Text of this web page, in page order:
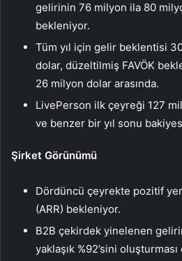
gelirinin 76 milyon ila 80
bekleniyor.
Tüm yıl için gelir beklentisi
dolar, düzeltilmiş FAVÖK
26 milyon dolar arasında.
LivePerson ilk çeyreği 127
ve benzer bir yıl sonu
Şirket Görünümü
Dördüncü çeyrekte pozitif
(ARR) bekleniyor.
B2B çekirdek yinelenen
yaklaşık %92’sini